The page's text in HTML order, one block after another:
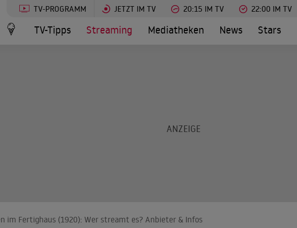
TV-PROGRAMM JETZT IM TV 20:15 IM TV 22:00 IM TV
TV-Tipps Streaming Mediatheken News Stars
im Fertighaus (1920): Wer streamt es? Anbieter & Infos